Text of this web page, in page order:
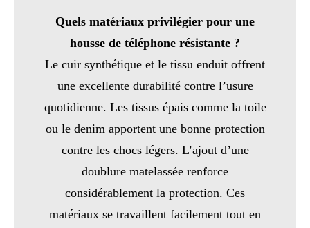
Quels matériaux privilégier pour une
housse de téléphone résistante ?
Le cuir synthétique et le tissu enduit offrent
une excellente durabilité contre l’usure
quotidienne. Les tissus épais comme la toile
ou le denim apportent une bonne protection
contre les chocs légers. L’ajout d’une
doublure matelassée renforce
considérablement la protection. Ces
matériaux se travaillent facilement tout en